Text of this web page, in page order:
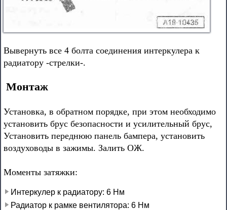
Вывернуть все 4 болта соединения интеркулера к
радиатору -стрелки-.
Монтаж
Установка, в обратном порядке, при этом необходимо
установить брус безопасности и усилительный брус,
Установить переднюю панель бампера, установить
воздуховоды в зажимы. Залить ОЖ.
Моменты затяжки:
Интеркулер к радиатору: 6 Нм
Радиатор к рамке вентилятора: 6 Нм